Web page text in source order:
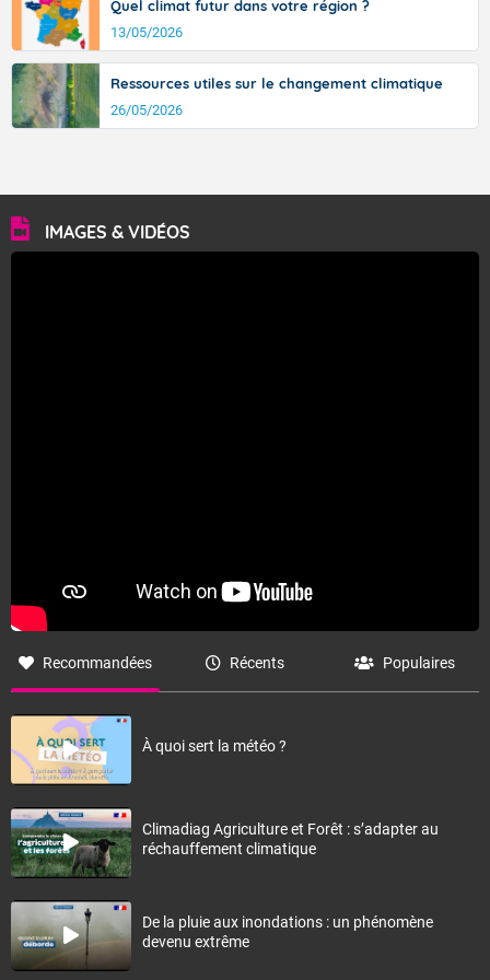
Quel climat futur dans votre région ?
13/05/2026
Ressources utiles sur le changement climatique
26/05/2026
IMAGES & VIDÉOS
Recommandées Récents Populaires
À quoi sert la météo ?
Climadiag Agriculture et Forêt : s’adapter au
réchauffement climatique
De la pluie aux inondations : un phénomène
devenu extrême